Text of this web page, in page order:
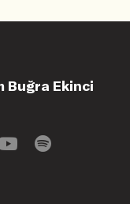
Buğra Ekinci